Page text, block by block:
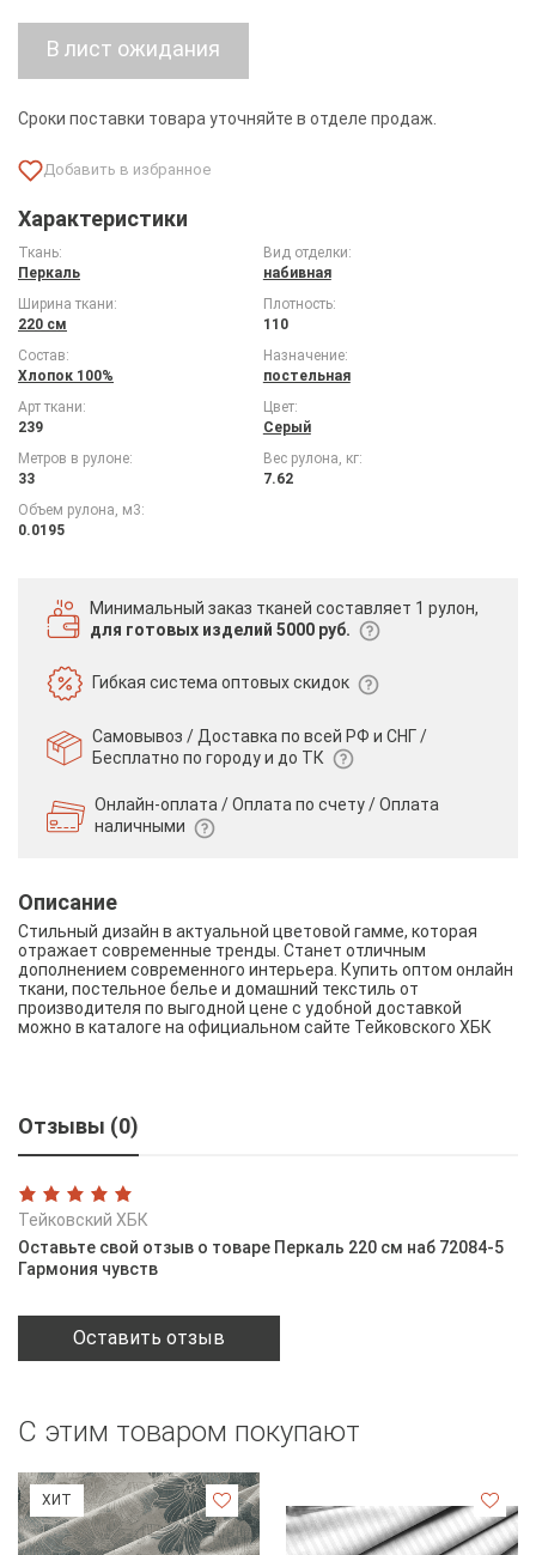
Сроки поставки товара уточняйте в отделе продаж.
Характеристики
Ткань:
Перкаль
Вид отделки:
набивная
Ширина ткани:
220 см
Плотность:
110
Состав:
Хлопок 100%
Назначение:
постельная
Арт ткани:
239
Цвет:
Серый
Метров в рулоне:
33
Вес рулона, кг:
7.62
Объем рулона, м3:
0.0195
Минимальный заказ тканей составляет 1 рулон,
для готовых изделий 5000 руб.
Гибкая системаоптовых скидок
Самовывоз / Доставка по всей РФ и СНГ /
Бесплатно по городу и до ТК
Онлайн-оплата / Оплата по счету /Оплата
наличными
Описание
Стильный дизайн в актуальной цветовой гамме, которая
отражает современные тренды. Станет отличным
дополнением современного интерьера. Купить оптом онлайн
ткани, постельное белье и домашний текстиль от
производителя по выгодной цене с удобной доставкой
можно в каталоге на официальном сайте Тейковского ХБК
Отзывы (0)
Тейковский ХБК
Оставьте свой отзыв о товаре Перкаль 220 см наб 72084-5
Гармония чувств
Оставить отзыв
С этим товаром покупают
ХИТ